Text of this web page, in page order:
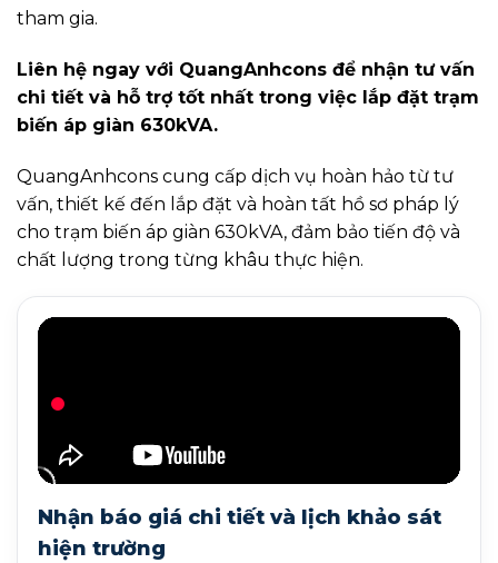
tham gia.
Liên hệ ngay với QuangAnhcons để nhận tư vấn
chi tiết và hỗ trợ tốt nhất trong việc lắp đặt trạm
biến áp giàn 630kVA.
QuangAnhcons cung cấp dịch vụ hoàn hảo từ tư
vấn, thiết kế đến lắp đặt và hoàn tất hồ sơ pháp lý
cho trạm biến áp giàn 630kVA, đảm bảo tiến độ và
chất lượng trong từng khâu thực hiện.
Nhận báo giá chi tiết và lịch khảo sát
hiện trường